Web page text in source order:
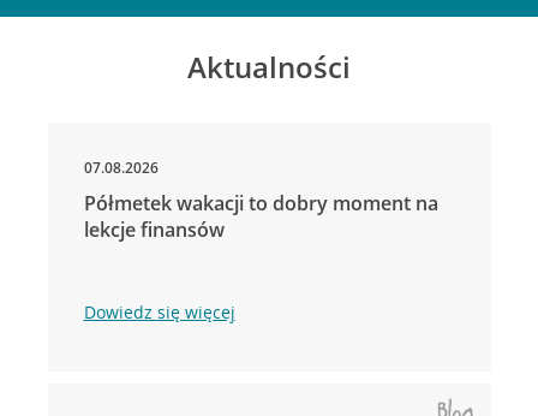
Aktualności
07.08.2026
Półmetek wakacji to dobry moment na
lekcje finansów
Dowiedz się więcej